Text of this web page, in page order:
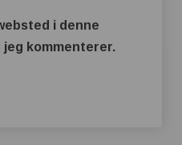
i denne
kommenterer.